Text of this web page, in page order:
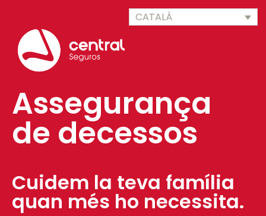
CATALÀ
Assegurança
de decessos
Cuidem la teva família
quan més ho necessita.